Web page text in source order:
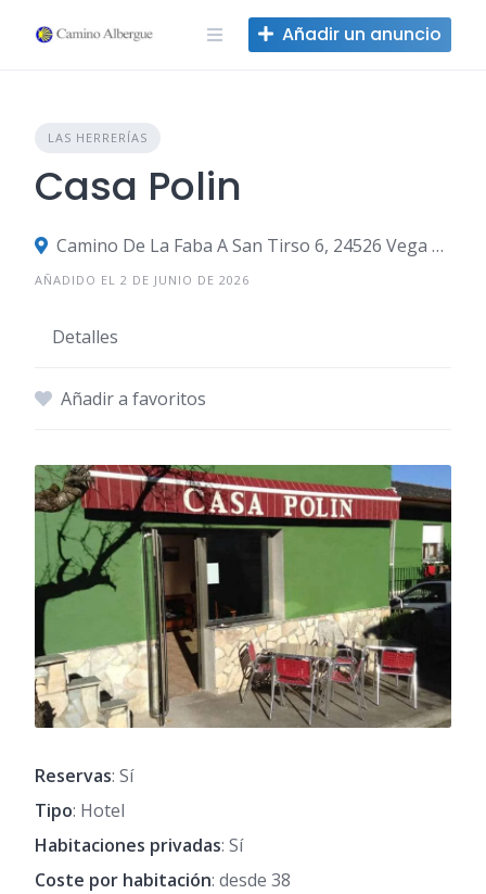
Añadir un anuncio
LAS HERRERÍAS
Casa Polin
Camino De La Faba A San Tirso 6, 24526 Vega de Valcarce, León, España
AÑADIDO EL 2 DE JUNIO DE 2026
Detalles
Añadir a favoritos
Reservas: Sí
Tipo: Hotel
Habitaciones privadas: Sí
Coste por habitación: desde 38